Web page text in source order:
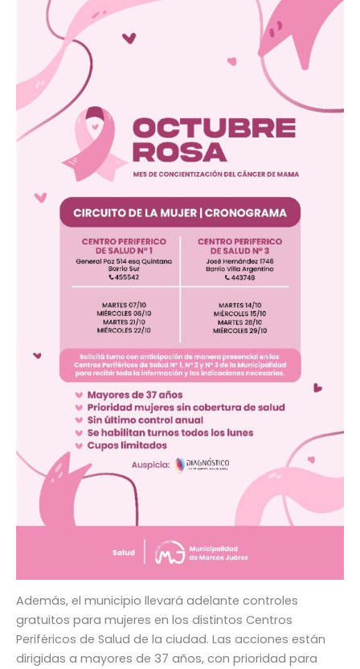
Además, el municipio llevará adelante controles
gratuitos para mujeres en los distintos Centros
Periféricos de Salud de la ciudad. Las acciones están
dirigidas a mayores de 37 años, con prioridad para